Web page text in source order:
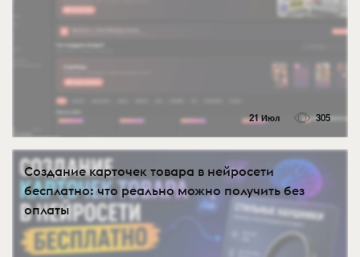
21 Июл 305
Создание карточек товара в нейросети
бесплатно: что реально можно получить без
оплаты